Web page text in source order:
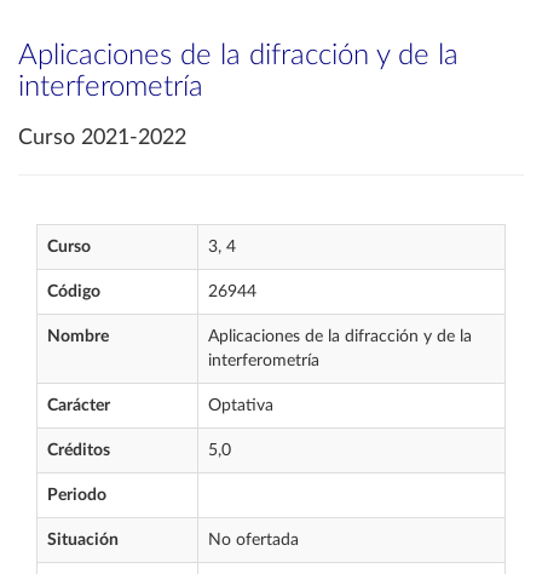
Aplicaciones de la difracción y de la
interferometría
Curso 2021-2022
Curso 3, 4
Código 26944
Nombre
Aplicaciones de la difracción y de la
interferometría
Carácter Optativa
Créditos 5,0
Periodo
Situación No ofertada